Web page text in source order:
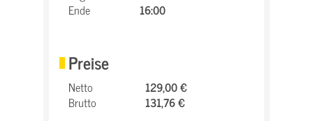
Ende
16:00
Preise
Netto
129,00 €
Brutto
131,76 €